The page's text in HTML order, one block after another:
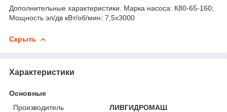
Дополнительные характеристики. Марка насоса: К80-65-160;
Мощность эл/дв кВт/об/мин: 7,5x3000
Скрыть
Характеристики
Основные
Производитель
ЛИВГИДРОМАШ